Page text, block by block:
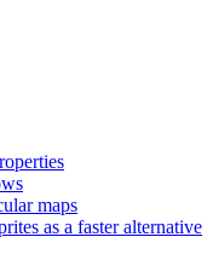
maps
as a faster alternative